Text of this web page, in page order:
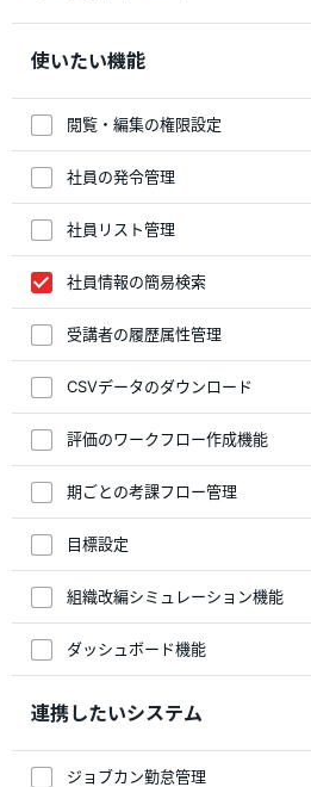
使いたい機能
閲覧・編集の権限設定
社員の発令管理
社員リスト管理
社員情報の簡易検索
受講者の履歴属性管理
CSVデータのダウンロード
評価のワークフロー作成機能
期ごとの考課フロー管理
目標設定
組織改編シミュレーション機能
ダッシュボード機能
連携したいシステム
ジョブカン勤怠管理